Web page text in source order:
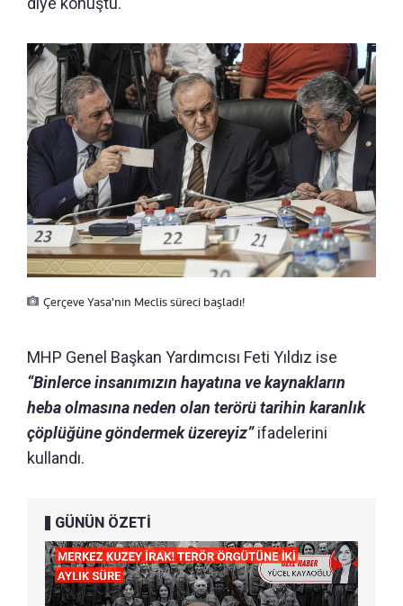
Çerçeve Yasa'nın Meclis süreci başladı!
MHP Genel Başkan Yardımcısı Feti Yıldız ise
“Binlerce insanımızın hayatına ve kaynakların
heba olmasına neden olan terörü tarihin karanlık
çöplüğüne göndermek üzereyiz”ifadelerini
kullandı.
GÜNÜN ÖZETİ